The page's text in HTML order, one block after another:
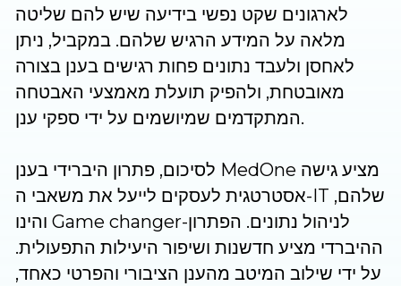
לארגונים שקט נפשי בידיעה שיש להם שליטה
מלאה על המידע הרגיש שלהם. במקביל, ניתן
לאחסן ולעבד נתונים פחות רגישים בענן בצורה
מאובטחת, ולהפיק תועלת מאמצעי האבטחה
המתקדמים שמיושמים על ידי ספקי ענן.
לסיכום, פתרון היברידי בענן MedOne מציע גישה
אסטרטגית לעסקים לייעל את משאבי ה-IT שלהם,
והינו Game changer-לניהול נתונים. הפתרון
ההיברדי מציע חדשנות ושיפור היעילות התפעולית.
על ידי שילוב המיטב מהענן הציבורי והפרטי כאחד,